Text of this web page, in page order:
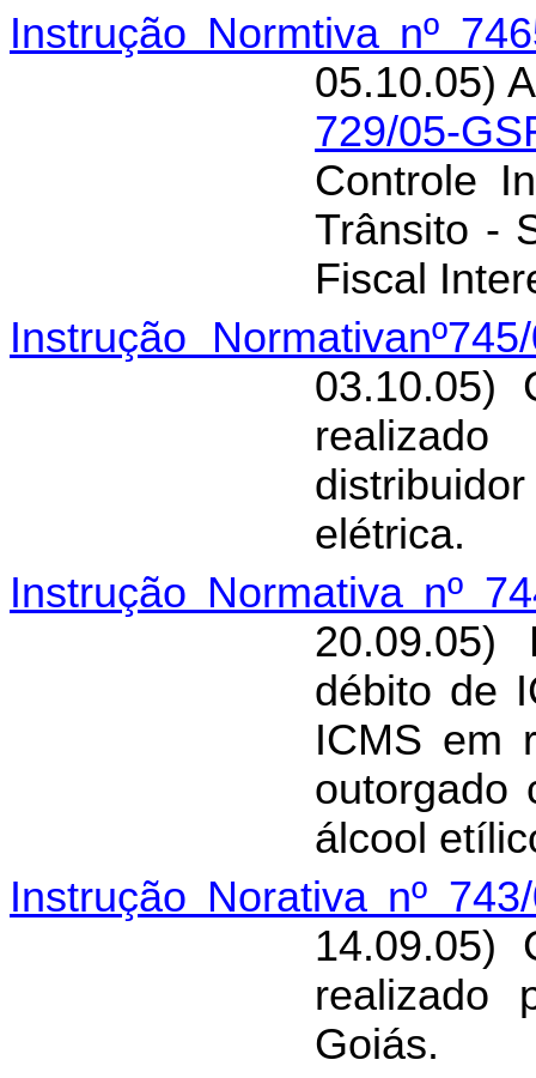
Instrução Normtiva nº
05.10.05)
729/05-
Controle
Trânsito -
Fiscal
Instrução
03.10.05)
elétrica.
Instrução Normativa nº
20.09.05)
débito de
ICMS em
outorgado
álcool
Instrução Norativa nº
14.09.05)
realizado
Goiás.